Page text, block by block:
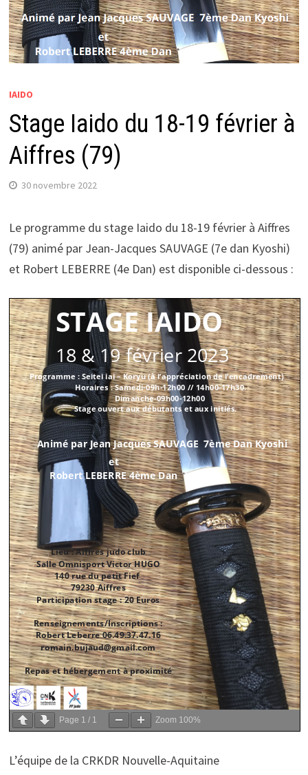
IAIDO
Stage Iaido du 18-19 février à
Aiffres (79)
30 novembre 2022
Le programme du stage Iaido du 18-19 février à Aiffres
(79) animé par Jean-Jacques SAUVAGE (7e dan Kyoshi)
et Robert LEBERRE (4e Dan) est disponible ci-dessous :
Page 1 / 1 Zoom 100%
L’équipe de la CRKDR Nouvelle-Aquitaine